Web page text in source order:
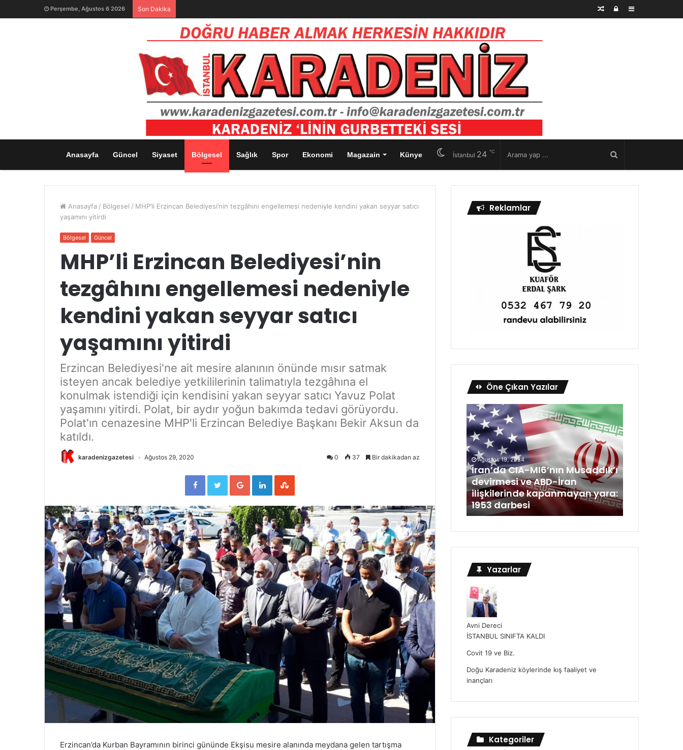
Perşembe, Ağustos 6 2026 Son Dakika Kenar
Kayıt
Rastgele
Anasayfa Güncel Siyaset Bölgesel Sağlık Spor Ekonomi Magazain Künye İstanbul 24 ℃
Anasayfa / Bölgesel / MHP’li Erzincan Belediyesi’nin tezgâhını engellemesi nedeniyle kendini yakan seyyar satıcı
yaşamını yitirdi
Bölgesel Güncel
MHP’li Erzincan Belediyesi’nin
tezgâhını engellemesi nedeniyle
kendini yakan seyyar satıcı
yaşamını yitirdi
Erzincan Belediyesi'ne ait mesire alanının önünde mısır satmak
isteyen ancak belediye yetkililerinin talimatıyla tezgâhına el
konulmak istendiği için kendisini yakan seyyar satıcı Yavuz Polat
yaşamını yitirdi. Polat, bir aydır yoğun bakımda tedavi görüyordu.
Polat'ın cenazesine MHP'li Erzincan Belediye Başkanı Bekir Aksun da
katıldı.
karadenizgazetesi Ağustos 29, 2020 0 37 Bir dakikadan az
FacebookTwitterGoogle+LinkedInStumbleUpon
Erzincan’da Kurban Bayramının birinci gününde Ekşisu mesire alanında meydana gelen tartışma
Reklamlar
Öne Çıkan Yazılar
Ağustos 19, 2024
İran’da CIA-MI6’nın Musaddık’ı
devirmesi ve ABD-İran
ilişkilerinde kapanmayan yara:
1953 darbesi
Yazarlar
Avni Dereci
İSTANBUL SINIFTA KALDI
Covit 19 ve Biz.
Doğu Karadeniz köylerinde kış faaliyet ve
inançları
Kategoriler